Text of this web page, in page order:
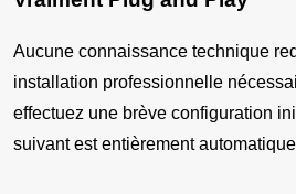
Aucune connaissance technique
installation professionnelle
effectuez une brève configuration
suivant est entièrement